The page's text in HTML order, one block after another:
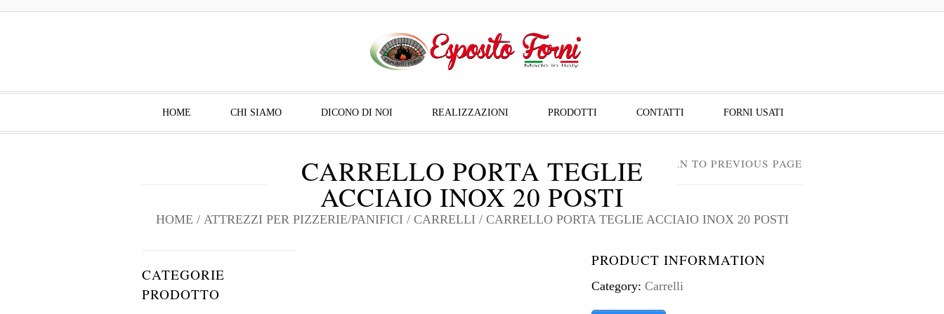
HOME CHI SIAMO DICONO DI NOI REALIZZAZIONI PRODOTTI CONTATTI FORNI USATI
CARRELLO PORTA TEGLIE
ACCIAIO INOX 20 POSTI
HOME / ATTREZZI PER PIZZERIE/PANIFICI/ CARRELLI/ CARRELLO PORTA TEGLIE ACCIAIO INOX 20 POSTI
RETURN TO PREVIOUS PAGE
PRODUCT INFORMATION
Category: Carrelli
CATEGORIE
PRODOTTO